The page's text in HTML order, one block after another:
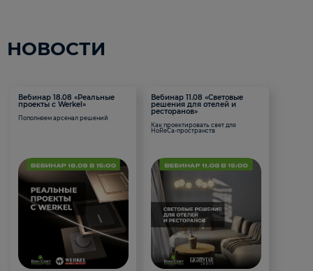
НОВОСТИ
Вебинар 18.08 «Реальные
проекты с Werkel»
Пополняем арсенал решений
Вебинар 11.08 «Световые
решения для отелей и
ресторанов»
Как проектировать свет для
HoReCa-пространств